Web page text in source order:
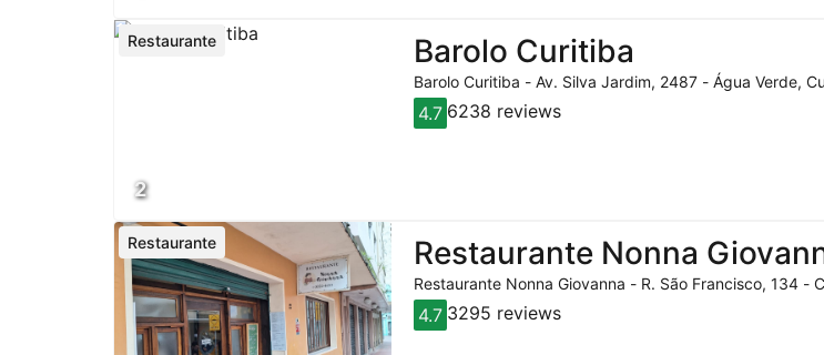
2
Barolo Curitiba
Restaurante
Barolo Curitiba - Av. Silva Jardim, 2487 - Água Verde,
4.7 6238 reviews
Restaurante Nonna
Restaurante
Restaurante Nonna Giovanna - R. São Francisco, 134 -
4.7 3295 reviews